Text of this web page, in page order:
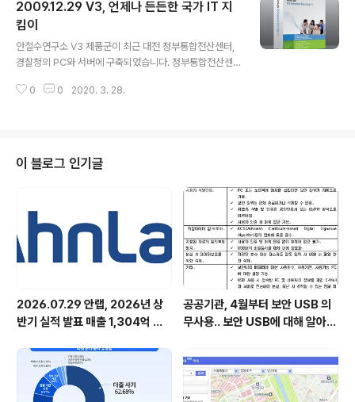
터, 방송통신위원회 및 KISA, 경찰청 사이버테러대응센터
등 공공기관 및 언론에 신속히 정보를 제공함으로써 피해
최소화에 기여했습니다. 아울러 평소에 국내외에서 발생하
는 각종 악성코드(바이러스, 웜, 트로이목마 등)와 스파이
웨어에 대한 신속한 정보 수집은 물론 피해도, 확산도에 따
른 긴급대응정책을 총괄함으로써 시큐리티대응센터를 국
2009.12.29 V3, 언제나 든든한 국가 IT 지
킴이
안철수연구소 V3 제품군이 최근 대전 정부통합전산센터,
경찰청의 PC와 서버에 구축되었습니다. 정부통합전산센
T 인프라를 안전하게 보호하기 위한 것으로 하반기 주요
와 CERT(침해사고대응센터)의 24시간 365일 제공되는
안정적인 긴급 대응력 등이 높은 평가를 받아 타사 대비 높
은 가격임에도 사업을 수주했습니다. 안철수연구소는 대전
정부통합전산센터에 윈도우 서버용 통합백신 ‘V3Net’과
중앙관리 솔루션 ‘안랩 폴리시센터’를 구축했습니다. 또한
경찰청에는 PC용 통합백신 ‘V3 ..
0 0 2020. 3. 28.
이 블로그 인기글
2026.07.29 안랩, 2026년 상
반기 실적 발표 매출 1,304억 원,
공공기관, 4월부터 보안 USB 의
무사용.. 보안 USB에 대해 알아봅